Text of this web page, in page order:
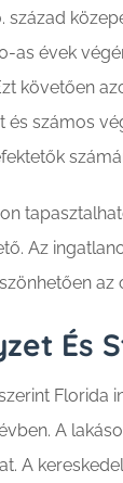
század
as évek
követően
és számos
Az
az
És
Florida
A
A